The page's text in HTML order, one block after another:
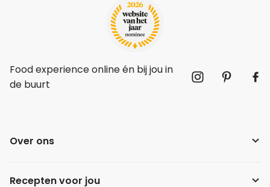
Food experience online én bij jou in
de buurt
Over ons
Recepten voor jou